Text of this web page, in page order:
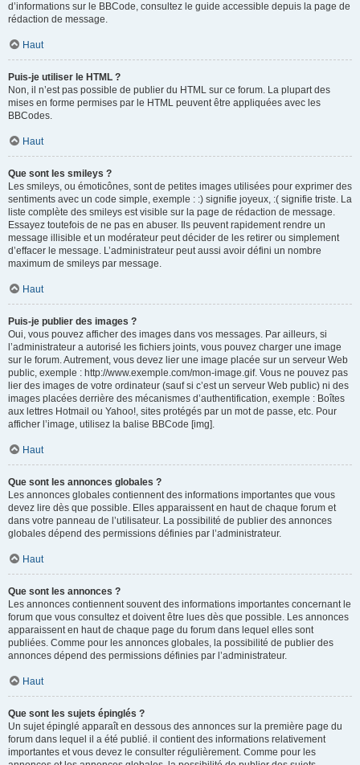
d’informations sur le BBCode, consultez le guide accessible depuis la page de
rédaction de message.
Haut
Puis-je utiliser le HTML ?
Non, il n’est pas possible de publier du HTML sur ce forum. La plupart des
mises en forme permises par le HTML peuvent être appliquées avec les
BBCodes.
Haut
Que sont les smileys ?
Les smileys, ou émoticônes, sont de petites images utilisées pour exprimer des
sentiments avec un code simple, exemple : :) signifie joyeux, :( signifie triste. La
liste complète des smileys est visible sur la page de rédaction de message.
Essayez toutefois de ne pas en abuser. Ils peuvent rapidement rendre un
message illisible et un modérateur peut décider de les retirer ou simplement
d’effacer le message. L’administrateur peut aussi avoir défini un nombre
maximum de smileys par message.
Haut
Puis-je publier des images ?
Oui, vous pouvez afficher des images dans vos messages. Par ailleurs, si
l’administrateur a autorisé les fichiers joints, vous pouvez charger une image
sur le forum. Autrement, vous devez lier une image placée sur un serveur Web
public, exemple : http://www.exemple.com/mon-image.gif. Vous ne pouvez pas
lier des images de votre ordinateur (sauf si c’est un serveur Web public) ni des
images placées derrière des mécanismes d’authentification, exemple : Boîtes
aux lettres Hotmail ou Yahoo!, sites protégés par un mot de passe, etc. Pour
afficher l’image, utilisez la balise BBCode [img].
Haut
Que sont les annonces globales ?
Les annonces globales contiennent des informations importantes que vous
devez lire dès que possible. Elles apparaissent en haut de chaque forum et
dans votre panneau de l’utilisateur. La possibilité de publier des annonces
globales dépend des permissions définies par l’administrateur.
Haut
Que sont les annonces ?
Les annonces contiennent souvent des informations importantes concernant le
forum que vous consultez et doivent être lues dès que possible. Les annonces
apparaissent en haut de chaque page du forum dans lequel elles sont
publiées. Comme pour les annonces globales, la possibilité de publier des
annonces dépend des permissions définies par l’administrateur.
Haut
Que sont les sujets épinglés ?
Un sujet épinglé apparaît en dessous des annonces sur la première page du
forum dans lequel il a été publié. il contient des informations relativement
importantes et vous devez le consulter régulièrement. Comme pour les